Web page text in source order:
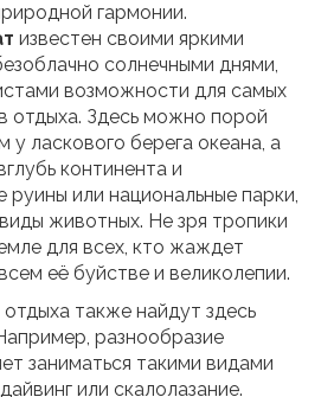
гармонии.
известен своими яркими
солнечными днями,
возможности для самых
отдыха. Здесь можно порой
у ласкового берега океана, а
континента и
руины или национальные парки,
животных. Не зря тропики
для всех, кто жаждет
её буйстве и великолепии.
также найдут здесь
разнообразие
заниматься такими видами
или скалолазание.